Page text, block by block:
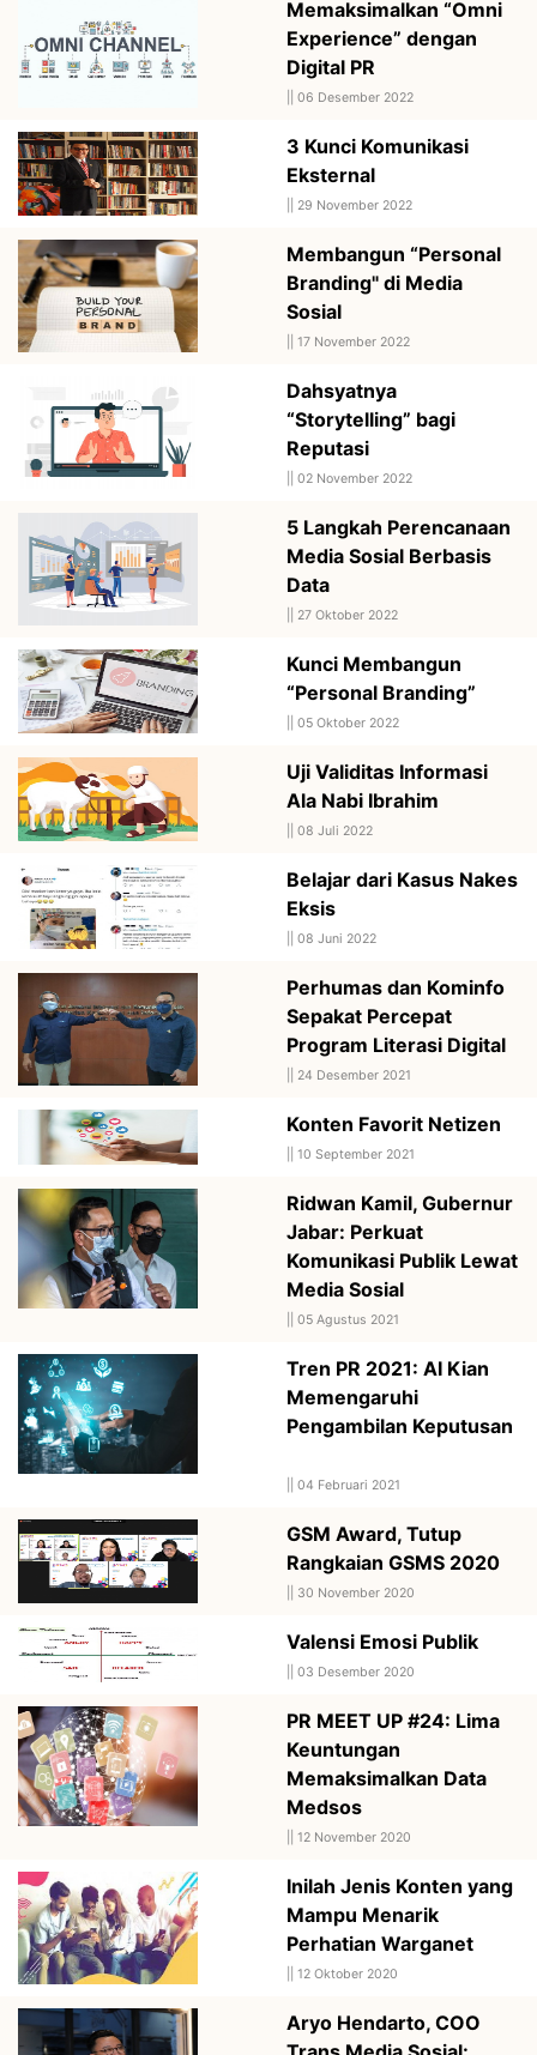
Memaksimalkan “Omni
Experience” dengan
Digital PR
06 Desember 2022
3 Kunci Komunikasi
Eksternal
29 November 2022
Membangun “Personal
Branding" di Media
Sosial
17 November 2022
Dahsyatnya
“Storytelling” bagi
Reputasi
02 November 2022
5 Langkah Perencanaan
Media Sosial Berbasis
Data
27 Oktober 2022
Kunci Membangun
“Personal Branding”
05 Oktober 2022
Uji Validitas Informasi
Ala Nabi Ibrahim
08 Juli 2022
Belajar dari Kasus Nakes
Eksis
08 Juni 2022
Perhumas dan Kominfo
Sepakat Percepat
Program Literasi Digital
24 Desember 2021
Konten Favorit Netizen
10 September 2021
Ridwan Kamil, Gubernur
Jabar: Perkuat
Komunikasi Publik Lewat
Media Sosial
05 Agustus 2021
Tren PR 2021: AI Kian
Memengaruhi
Pengambilan Keputusan
04 Februari 2021
GSM Award, Tutup
Rangkaian GSMS 2020
30 November 2020
Valensi Emosi Publik
03 Desember 2020
PR MEET UP #24: Lima
Keuntungan
Memaksimalkan Data
Medsos
12 November 2020
Inilah Jenis Konten yang
Mampu Menarik
Perhatian Warganet
12 Oktober 2020
Aryo Hendarto, COO